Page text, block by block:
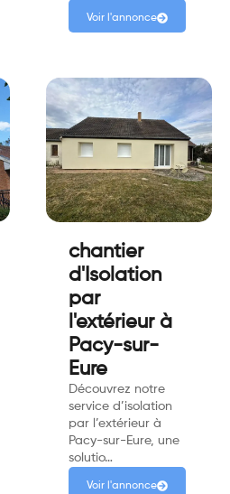
Voir l'annonce
chantier
d'Isolation
par
l'extérieur à
Pacy-sur-
Eure
Découvrez notre
service d’isolation
par l’extérieur à
Pacy-sur-Eure, une
solutio…
Voir l'annonce